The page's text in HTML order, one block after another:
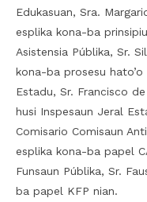
Edukasuan, Sra.
esplika kona-ba
Asistensia Públika, Sr.
kona-ba prosesu
Estadu, Sr. Francisco
husi Inspesaun Jeral
Comisario Comisaun
esplika kona-ba papel
Funsaun Públika, Sr.
ba papel KFP nian.